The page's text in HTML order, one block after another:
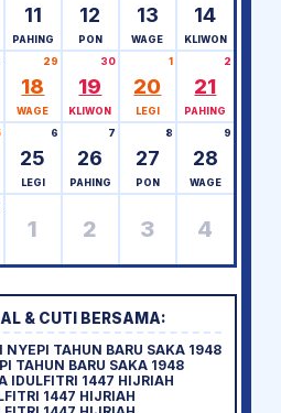
11
PAHING
12
PON
13
WAGE
14
KLIWON
18
29
WAGE
19
30
KLIWON
20
1
LEGI
21
2
PAHING
25
6
LEGI
26
7
PAHING
27
8
PON
28
9
WAGE
1 2 3 4
& CUTI BERSAMA:
NYEPI TAHUN BARU SAKA 1948
TAHUN BARU SAKA 1948
IDULFITRI 1447 HIJRIAH
1447 HIJRIAH